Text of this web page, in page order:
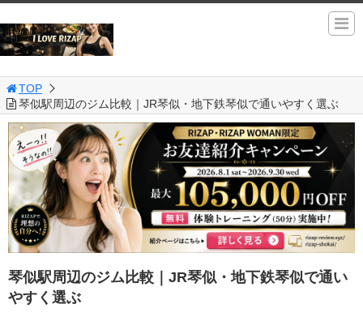
TOP
琴似駅周辺のジム比較｜JR琴似・地下鉄琴似で通いやすく選ぶ
琴似駅周辺のジム比較｜JR琴似・地下鉄琴似で通い
やすく選ぶ